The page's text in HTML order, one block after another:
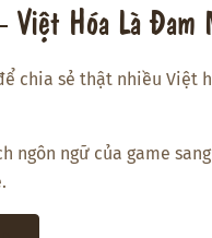
Hóa Là Đam
chia sẻ thật nhiều Việt
ngôn ngữ của game